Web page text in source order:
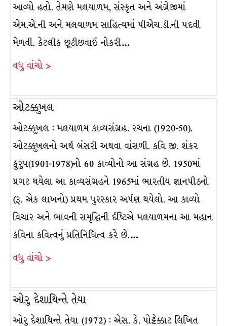
આવ્યો હતો. તેમણે મલયાળમ, સંસ્કૃત અને અંગ્રેજીમાં
એમ.એ.ની અને મલયાળમ સાહિત્યમાં પીએચ.ડી.ની પદવી
મેળવી. કેટલીક છૂટીછવાઈ નોકરી…
વધુ વાંચો >
ઓટક્કુખલ
ઓટક્કુખલ : મલયાળમ કાવ્યસંગ્રહ. રચના (1920-50).
ઓટક્કુખલનો અર્થ બંસરી અથવા વાંસળી. કવિ જી. શંકર
કુરુપ(1901-1978)નો 60 કાવ્યોનો આ સંગ્રહ છે. 1950માં
પ્રગટ થયેલા આ કાવ્યસંગ્રહને 1965માં ભારતીય જ્ઞાનપીઠનો
(રૂ. એક લાખનો) પ્રથમ પુરસ્કાર અર્પણ થયેલો. આ કાવ્યો
વિચાર અને ભાવની સમૃદ્ધિની ર્દષ્ટિએ મલયાળમના આ મહાન
કવિના કવિત્વનું પ્રતિનિધિત્વ કરે છે.…
વધુ વાંચો >
ઓરુ દેશાથિન્તે તેયા
ઓરુ દેશાથિન્તે તેયા (1972) : એસ. કે. પોટ્ટેક્કાટ લિખિત